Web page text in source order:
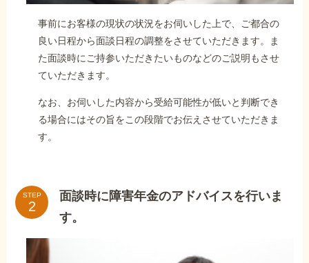
事前にお客様の現状の状況をお伺いした上で、ご都合の
良い日程から面談日程の調整をさせていただきます。ま
た面談時にご持参いただきたいものなどのご説明もさせ
ていただきます。
なお、お伺いした内容から受給可能性が低いと判断でき
る場合にはその旨をこの段階でお伝えさせていただきま
す。
STEP
面談時に障害年金のアドバイスを行いま
す。